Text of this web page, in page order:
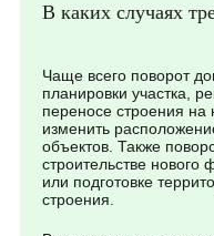
В каких случаях
Чаще всего поворот
планировки участка,
переносе строения на
изменить
объектов. Также
строительстве
или подготовке
строения.